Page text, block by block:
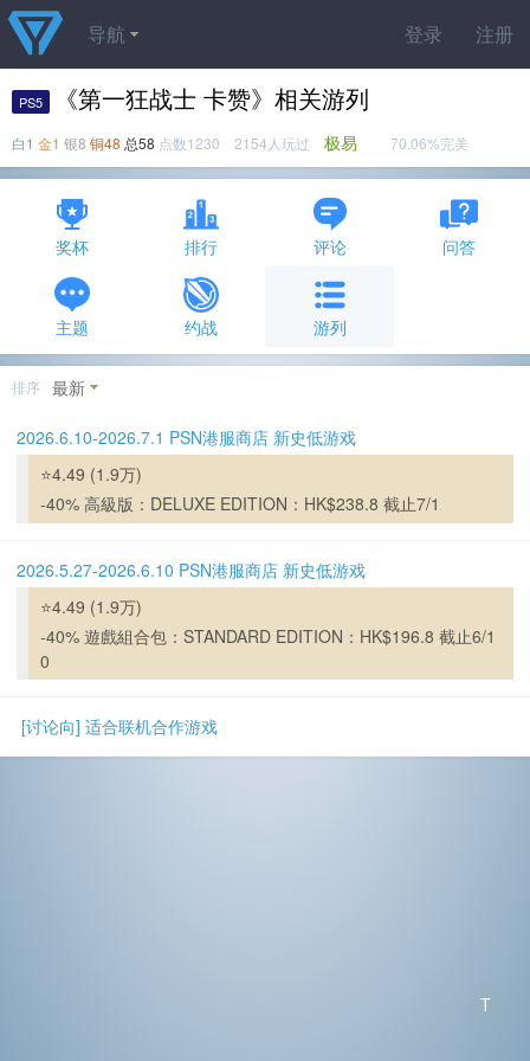
登录 注册
导航
PS5 《第一狂战士 卡赞》相关游列
白1 金1 银8 铜48 总58 点数1230 2154人玩过 极易 70.06%完美
奖杯 排行 评论 问答
主题 约战 游列
排序 最新
2026.6.10-2026.7.1 PSN港服商店 新史低游戏
⭐4.49 (1.9万)
-40% 高級版：DELUXE EDITION：HK$238.8 截止7/1
2026.5.27-2026.6.10 PSN港服商店 新史低游戏
⭐4.49 (1.9万)
-40% 遊戲組合包：STANDARD EDITION：HK$196.8 截止6/1
0
[讨论向] 适合联机合作游戏
T